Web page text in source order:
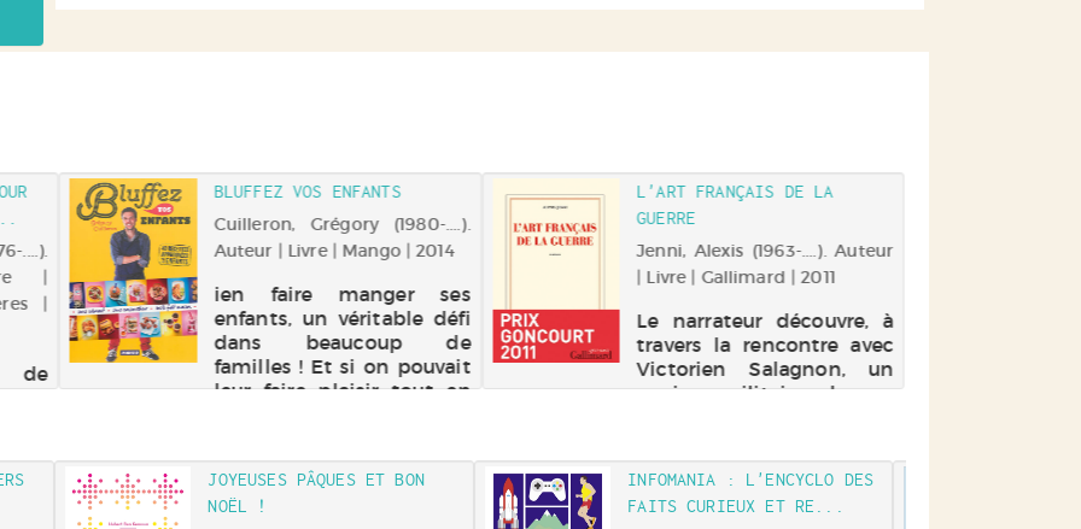
BLUFFEZ VOS ENFANTS
Cuilleron, Grégory (1980-....).
Auteur | Livre | Mango | 2014
ien faire manger ses
enfants, un véritable défi
dans beaucoup de
familles ! Et si on pouvait
leur faire plaisir tout en
ketchup, des nuggets ou
des pizzas... pourquoi pas
? Mais avec des prod...
L'ART FRANÇAIS DE LA
GUERRE
Jenni, Alexis (1963-....). Auteur
| Livre | Gallimard | 2011
Le narrateur découvre, à
travers la rencontre avec
Victorien Salagnon, un
ancien militaire devenu
France. Il fait le récit de
leur amitié et s'interroge
sur la France
....).
|
|
JOYEUSES PÂQUES ET BON
NOËL !
INFOMANIA : L'ENCYCLO DES
FAITS CURIEUX ET RE...